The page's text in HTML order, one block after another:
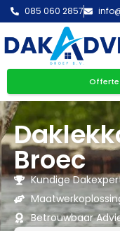
085 060 2857
Broec
Kundige
Betrouwbaar